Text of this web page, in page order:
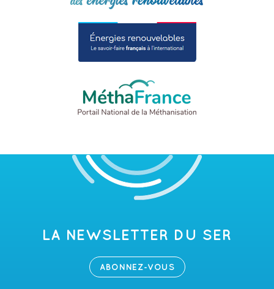
LA NEWSLETTER DU SER
ABONNEZ-VOUS